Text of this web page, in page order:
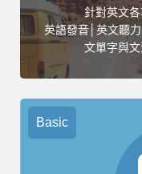
針對英文
英語發音│英文聽
文單字與
Basic